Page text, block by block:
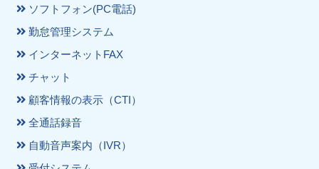
ソフトフォン(PC電話)
勤怠管理システム
インターネットFAX
チャット
顧客情報の表示（CTI）
全通話録音
自動音声案内（IVR）